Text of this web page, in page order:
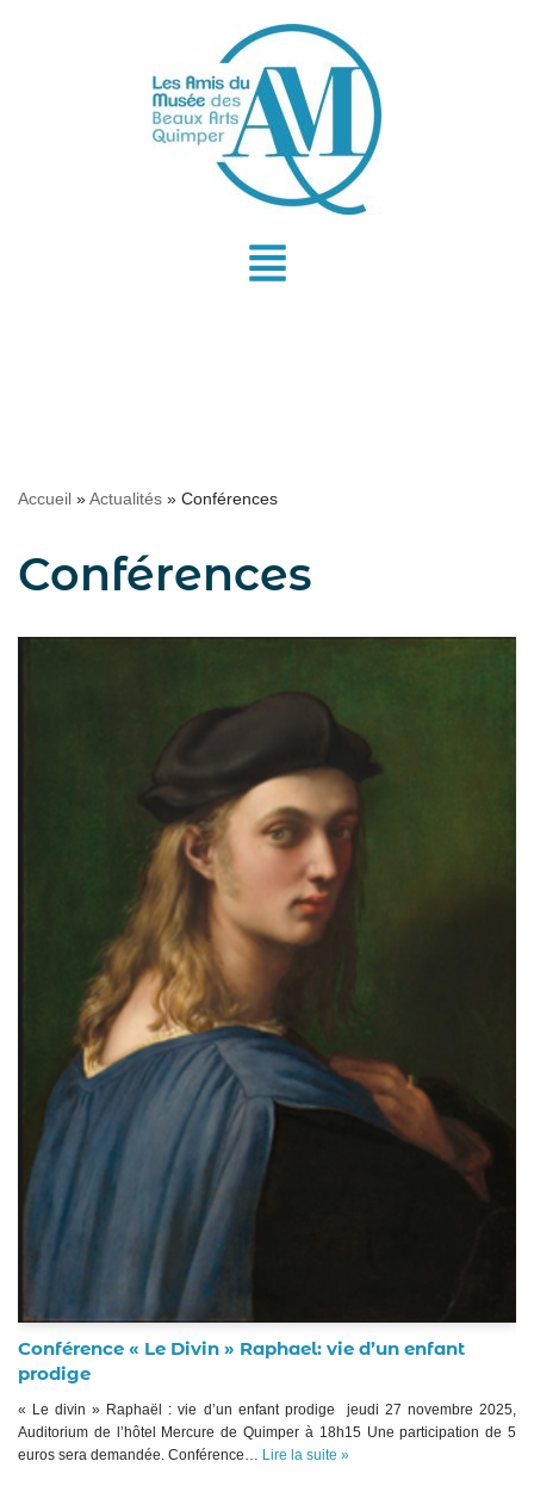
Accueil »Actualités » Conférences
Conférences
Conférence « Le Divin » Raphael: vie d’un enfant
prodige
« Le divin » Raphaël : vie d’un enfant prodige jeudi 27 novembre 2025,
Auditorium de l’hôtel Mercure de Quimper à 18h15 Une participation de 5
euros sera demandée. Conférence… Lire la suite »